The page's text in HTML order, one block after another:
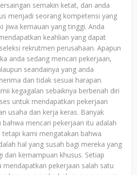
semakin ketat, dan anda
menjadi seorang kompetensi yang
jiwa kemauan yang tinggi. Anda
keahlian yang dapat
rekrutmen perusahaan. Apapun
anda sedang mencari pekerjaan,
seandainya yang anda
dan tidak sesuai harapan.
kegagalan sebaiknya berbenah diri
untuk mendapatkan pekerjaan
usaha dan kerja keras. Banyak
mencari pekerjaan itu adalah
tetapi kami mengatakan bahwa
hal yang susah bagi mereka yang
dan kemampuan khusus. Setiap
mendapatkan pekerjaan salah satu